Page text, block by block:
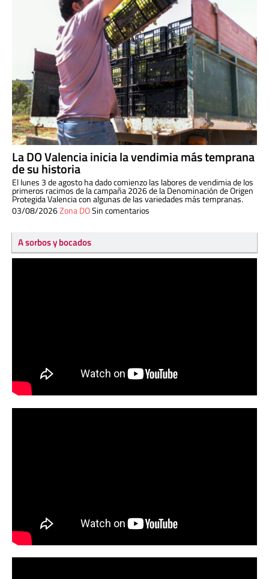
La DO Valencia inicia la vendimia más temprana
de su historia
El lunes 3 de agosto ha dado comienzo las labores de vendimia de los
primeros racimos de la campaña 2026 de la Denominación de Origen
Protegida Valencia con algunas de las variedades más tempranas.
03/08/2026Zona DOSin comentarios
A sorbos y bocados